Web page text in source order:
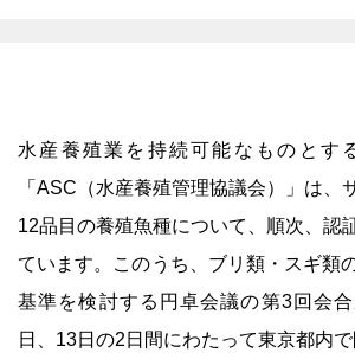
水産養殖業を持続可能なものとす
「ASC（水産養殖管理協議会）」は、
12品目の養殖魚種について、順次、認
ています。このうち、ブリ類・スギ類
基準を検討する円卓会議の第3回会
日、13日の2日間にわたって東京都内で